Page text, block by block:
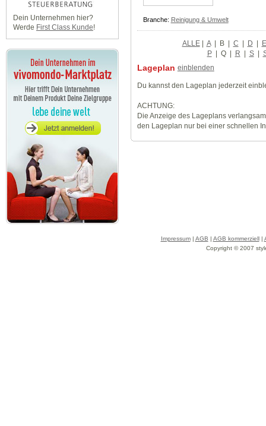
Dein Unternehmen hier?
Werde First Class Kunde!
Branche: Reinigung & Umwelt
ALLE| A | B | C | D | E
P | Q | R | S |
Lageplan einblenden
Du kannst den Lageplan jederzeit
ACHTUNG:
Die Anzeige des Lageplans
den Lageplan nur bei einer schnellen
Impressum| AGB | AGB kommerziell|
Copyright © 2007